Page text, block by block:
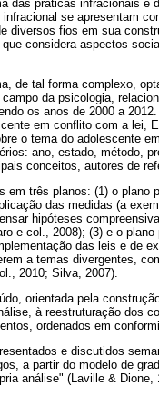
das práticas infracionais
se apresentam
diversos fios em sua
considera aspectos
de tal forma complexo,
da psicologia,
os anos de 2000 a
em conflito com a lei,
o tema do adolescente
ano, estado, método,
conceitos, autores de
em três planos: (1) o
das medidas (a
hipóteses
e col., 2008); (3) e o
das leis e de
a temas divergentes,
2010; Silva, 2007).
orientada pela
à reestruturação dos
ordenados em
e discutidos
a partir do modelo de
análise" (Laville & Dione,